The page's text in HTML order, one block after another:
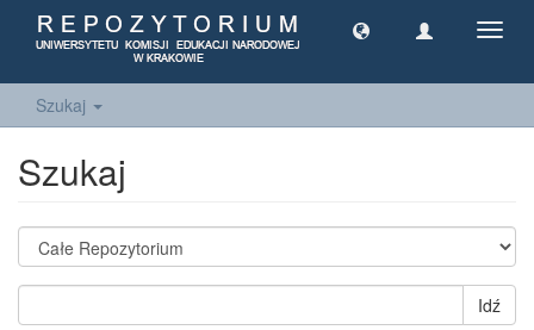
Szukaj
Szukaj
Idź